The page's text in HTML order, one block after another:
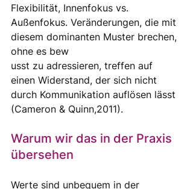
Flexibilität, Innenfokus vs.
Außenfokus. Veränderungen, die mit
diesem dominanten Muster brechen,
ohne es bew
usst zu adressieren, treffen auf
einen Widerstand, der sich nicht
durch Kommunikation auflösen lässt
(Cameron & Quinn,2011).
Warum wir das in der Praxis
übersehen
Werte sind unbequem in der